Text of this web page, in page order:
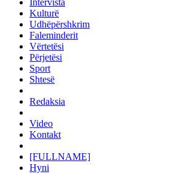
Intervista
Kulturë
Udhëpërshkrim
Faleminderit
Vërtetësi
Përjetësi
Sport
Shtesë
Redaksia
Video
Kontakt
[FULLNAME]
Hyni